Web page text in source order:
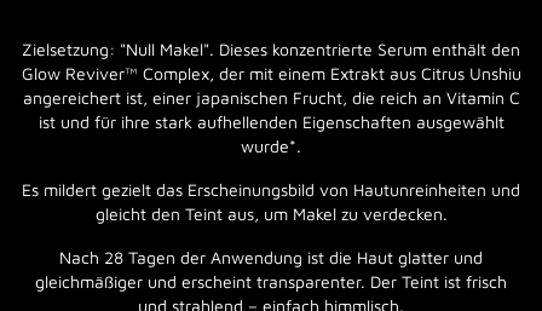
Zielsetzung: "Null Makel". Dieses konzentrierte Serum enthält den
Glow Reviver™ Complex, der mit einem Extrakt aus Citrus Unshiu
angereichert ist, einer japanischen Frucht, die reich an Vitamin C
ist und für ihre stark aufhellenden Eigenschaften ausgewählt
wurde*.
Es mildert gezielt das Erscheinungsbild von Hautunreinheiten und
gleicht den Teint aus, um Makel zu verdecken.
Nach 28 Tagen der Anwendung ist die Haut glatter und
gleichmäßiger und erscheint transparenter. Der Teint ist frisch
und strahlend – einfach himmlisch.